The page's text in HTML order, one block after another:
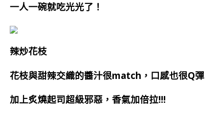
一人一碗就吃光光了 ！
辣炒花枝
花枝與甜辣交織的醬汁很match，口感也很Q彈
加上炙燒起司超級邪惡，香氣加倍拉!!!